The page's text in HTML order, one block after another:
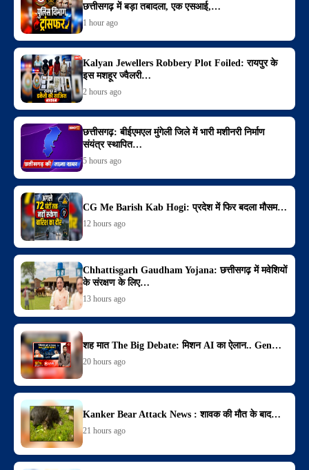
छत्तीसगढ़ में बड़ा तबादला, एक एसआई,…
1 hour ago
Kalyan Jewellers Robbery Plot Foiled: रायपुर के
इस मशहूर ज्वैलरी…
2 hours ago
छत्तीसगढ़: बीईएमएल मुंगेली जिले में भारी मशीनरी निर्माण
संयंत्र स्थापित…
5 hours ago
CG Me Barish Kab Hogi: प्रदेश में फिर बदला मौसम…
12 hours ago
Chhattisgarh Gaudham Yojana: छत्तीसगढ़ में मवेशियों
के संरक्षण के लिए…
13 hours ago
शह मात The Big Debate: मिशन AI का ऐलान.. Gen…
20 hours ago
Kanker Bear Attack News : शावक की मौत के बाद…
21 hours ago